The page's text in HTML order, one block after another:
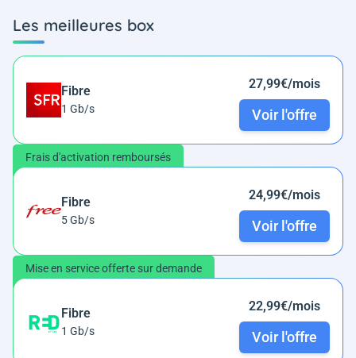
Les meilleures box
Fibre
1 Gb/s
27,99€/mois
Voir l'offre
Frais d'activation remboursés
Fibre
5 Gb/s
24,99€/mois
Voir l'offre
Mise en service offerte sur demande
Fibre
1 Gb/s
22,99€/mois
Voir l'offre